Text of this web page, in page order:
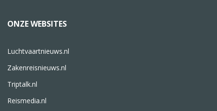
ONZE WEBSITES
Luchtvaartnieuws.nl
Zakenreisnieuws.nl
Triptalk.nl
Reismedia.nl